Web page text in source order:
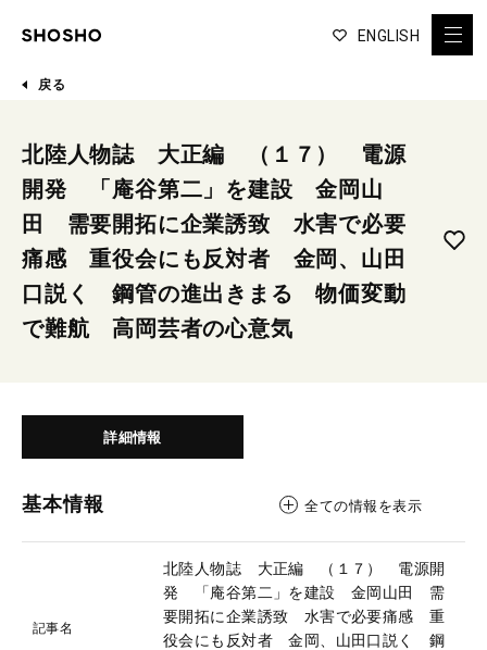
ENGLISH
戻る
北陸人物誌 大正編 （１７） 電源
開発 「庵谷第二」を建設 金岡山
田 需要開拓に企業誘致 水害で必要
痛感 重役会にも反対者 金岡、山田
口説く 鋼管の進出きまる 物価変動
で難航 高岡芸者の心意気
詳細情報
基本情報 全ての情報を表示
記事名
北陸人物誌 大正編 （１７） 電源開
発 「庵谷第二」を建設 金岡山田 需
要開拓に企業誘致 水害で必要痛感 重
役会にも反対者 金岡、山田口説く 鋼